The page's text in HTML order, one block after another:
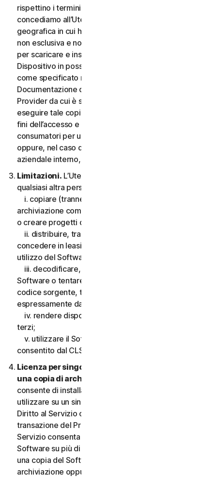
rispettino i termini e le condizioni del CLS,
concediamo all’Utente, nel territorio o nell’area
geografica in cui ha acquisito il Software, una licenza
non esclusiva e non trasferibile a tempo indeterminato
per scaricare e installare una copia del Software sul
Dispositivo in possesso o controllato dall'Utente,
come specificato nel Diritto al Servizio o nella
Documentazione della transazione applicabile dal
Provider da cui è stato ottenuto il Servizio, e per
eseguire tale copia del Software esclusivamente ai
fini dell’accesso e dell’utilizzo dei Servizi per i
consumatori per uso personale non commerciale,
oppure, nel caso dei Servizi aziendali, per uso
aziendale interno, durante il Periodo del Servizio.
Limitazioni. L’Utente non può, né può permettere a
qualsiasi altra persona, quanto segue:
i. copiare (tranne che per scopi di backup o
archiviazione come consentito di seguito), modificare
o creare progetti derivati basati sul Software;
ii. distribuire, trasferire, concedere in licenza,
concedere in leasing, prestare o noleggiare il diritto di
utilizzo del Software a terzi;
iii. decodificare, decompilare o disassemblare il
Software o tentare in qualsiasi modo di scoprire il
codice sorgente, tranne e solo nella misura consentita
espressamente dalla legge applicabile;
iv. rendere disponibili le funzionalità del Software a
terzi;
v. utilizzare il Software in qualsiasi modo non
consentito dal CLS.
Licenza per singolo dispositivo; consentita solo
una copia di archivio o di backup.
consente di installare solo una copia del Software da
utilizzare su un singolo Dispositivo, a meno che il
Diritto al Servizio o la documentazione relativa alla
transazione del Provider da cui è stato ottenuto il
Servizio consenta espressamente di utilizzare il
Software su più di un Dispositivo. È possibile eseguire
una copia del Software avente finalità di backup o
archiviazione oppure copiare il Software sull’hard disk